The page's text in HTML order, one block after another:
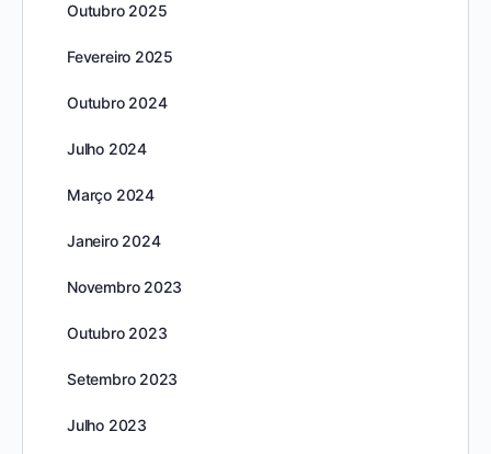
Outubro 2025
Fevereiro 2025
Outubro 2024
Julho 2024
Março 2024
Janeiro 2024
Novembro 2023
Outubro 2023
Setembro 2023
Julho 2023